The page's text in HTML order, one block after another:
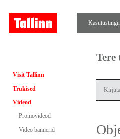
Visit Tallinn
Trükised
Videod
Promovideod
Video bännerid
Tere